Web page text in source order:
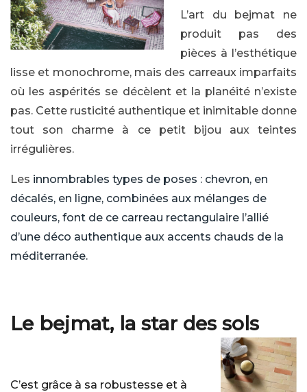
L’art du bejmat ne
produit pas des
pièces à l’esthétique
lisse et monochrome, mais des carreaux imparfaits
où les aspérités se décèlent et la planéité n’existe
pas. Cette rusticité authentique et inimitable donne
tout son charme à ce petit bijou aux teintes
irrégulières.
Les innombrables types de poses : chevron, en
décalés, en ligne, combinées aux mélanges de
couleurs, font de ce carreau rectangulaire l’allié
d’une déco authentique aux accents chauds de la
méditerranée.
Le bejmat, la star des sols
C’est grâce à sa robustesse et à